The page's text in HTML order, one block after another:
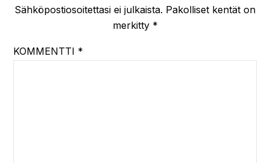
Sähköpostiosoitettasi ei julkaista. Pakolliset kentät on
merkitty *
KOMMENTTI *